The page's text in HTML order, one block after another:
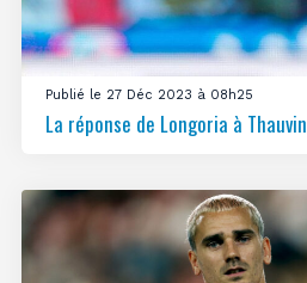
Publié le 27 Déc 2023 à 08h25
La réponse de Longoria à Thauvin